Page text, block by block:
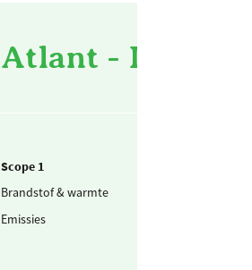
Atlant -
Scope 1
Brandstof & warmte
Emissies